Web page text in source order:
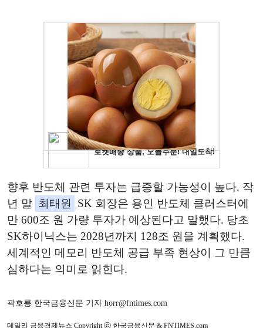
향후 반도체 관련 투자는 급증할 가능성이 높다. 작
년 말 최태원
SK 회장은 용인 반도체 클러스터에
만 600조 원 가량 투자가 예상된다고 말했다. 당초
SK하이닉스는 2028년까지 128조 원을 계획했다.
세계적인 메모리 반도체 공급 부족 현상이 그 만큼
심하다는 의미로 읽힌다.
곽호룡 한국금융신문 기자 horr@fntimes.com
데일리 금융경제뉴스 Copyright ⓒ 한국금융신문 & FNTIMES.com